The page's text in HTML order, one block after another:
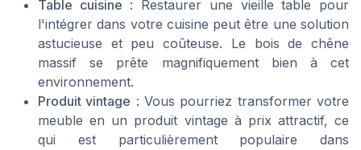
Table cuisine : Restaurer une vieille table pour
l'intégrer dans votre cuisine peut être une solution
astucieuse et peu coûteuse. Le bois de chêne
massif se prête magnifiquement bien à cet
environnement.
Produit vintage : Vous pourriez transformer votre
meuble en un produit vintage à prix attractif, ce
qui est particulièrement populaire dans